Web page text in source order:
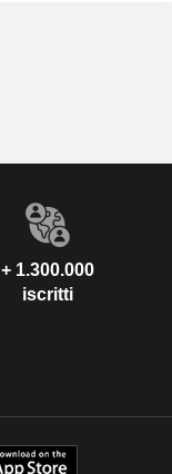
+ 1.300.000
iscritti